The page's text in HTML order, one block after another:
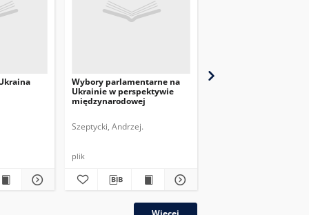
Wybory parlamentarne na
Ukrainie w perspektywie
międzynarodowej
Szeptycki, Andrzej.
plik